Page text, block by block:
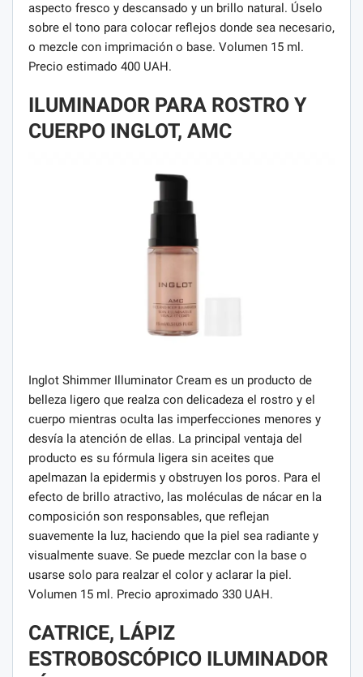
aspecto fresco y descansado y un brillo natural. Úselo
sobre el tono para colocar reflejos donde sea necesario,
o mezcle con imprimación o base. Volumen 15 ml.
Precio estimado 400 UAH.
ILUMINADOR PARA ROSTRO Y
CUERPO INGLOT, AMC
Inglot Shimmer Illuminator Cream es un producto de
belleza ligero que realza con delicadeza el rostro y el
cuerpo mientras oculta las imperfecciones menores y
desvía la atención de ellas. La principal ventaja del
producto es su fórmula ligera sin aceites que
apelmazan la epidermis y obstruyen los poros. Para el
efecto de brillo atractivo, las moléculas de nácar en la
composición son responsables, que reflejan
suavemente la luz, haciendo que la piel sea radiante y
visualmente suave. Se puede mezclar con la base o
usarse solo para realzar el color y aclarar la piel.
Volumen 15 ml. Precio aproximado 330 UAH.
CATRICE, LÁPIZ
ESTROBOSCÓPICO ILUMINADOR